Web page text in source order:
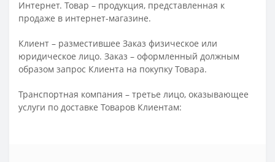
Интернет. Товар – продукция, представленная к
продаже в интернет-магазине.
Клиент – разместившее Заказ физическое или
юридическое лицо. Заказ – оформленный должным
образом запрос Клиента на покупку Товара.
Транспортная компания – третье лицо, оказывающее
услуги по доставке Товаров Клиентам: